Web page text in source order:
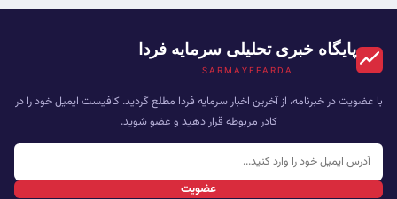
پایگاه خبری تحلیلی سرمایه فردا
SARMAYEFARDA
با عضویت در خبرنامه، از آخرین اخبار سرمایه فردا مطلع گردید. کافیست ایمیل خود را در
کادر مربوطه قرار دهید و عضو شوید.
عضویت